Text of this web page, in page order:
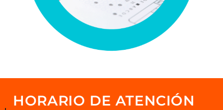
HORARIO DE ATENCIÓN